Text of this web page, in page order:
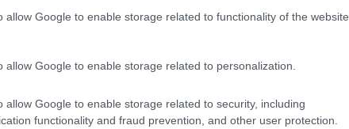
allow Google to enable storage related to functionality of the website
allow Google to enable storage related to personalization.
allow Google to enable storage related to security, including
functionality and fraud prevention, and other user protection.